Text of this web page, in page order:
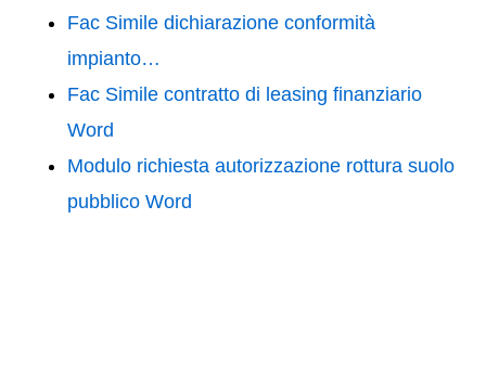
Fac Simile dichiarazione conformità
impianto…
Fac Simile contratto di leasing finanziario
Word
Modulo richiesta autorizzazione rottura suolo
pubblico Word